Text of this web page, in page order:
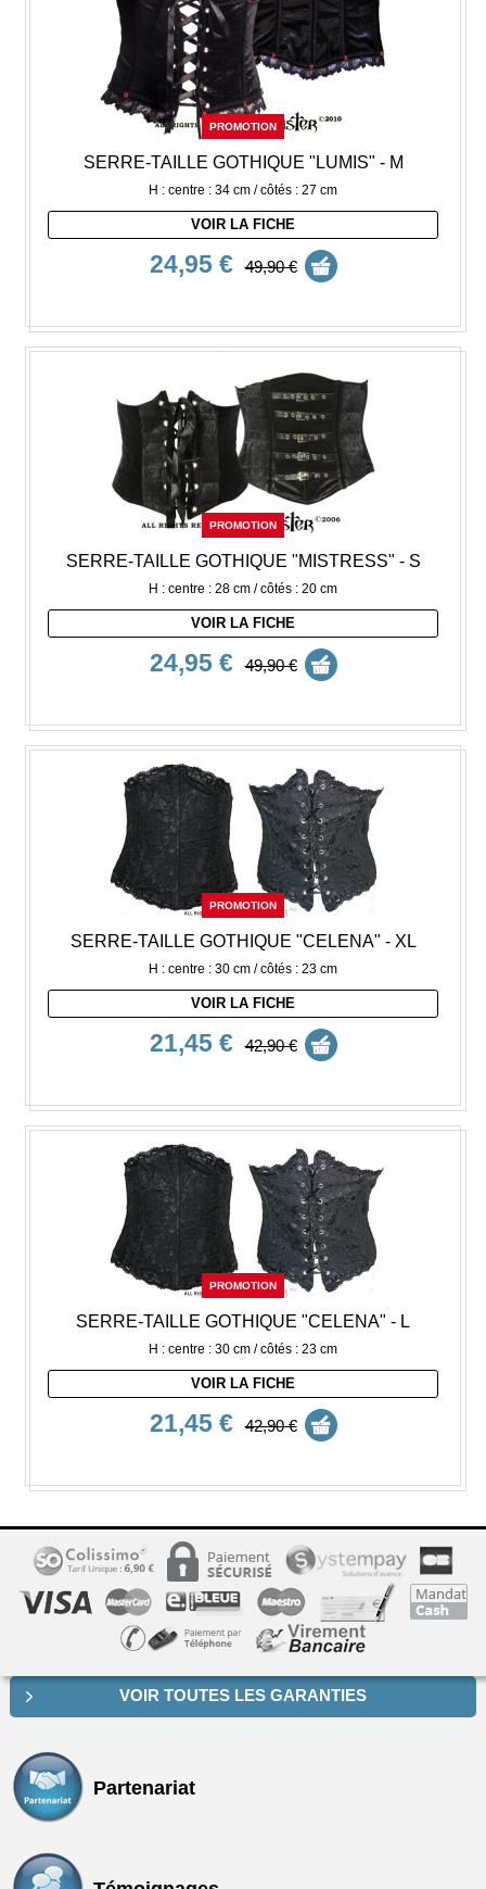
PROMOTION
SERRE-TAILLE GOTHIQUE "LUMIS" - M
H : centre : 34 cm / côtés : 27 cm
VOIR LA FICHE
24,95 € 49,90 €
PROMOTION
SERRE-TAILLE GOTHIQUE "MISTRESS" - S
H : centre : 28 cm / côtés : 20 cm
VOIR LA FICHE
24,95 € 49,90 €
PROMOTION
SERRE-TAILLE GOTHIQUE "CELENA" - XL
H : centre : 30 cm / côtés : 23 cm
VOIR LA FICHE
21,45 € 42,90 €
PROMOTION
SERRE-TAILLE GOTHIQUE "CELENA" - L
H : centre : 30 cm / côtés : 23 cm
VOIR LA FICHE
21,45 € 42,90 €
VOIR TOUTES LES GARANTIES
Partenariat